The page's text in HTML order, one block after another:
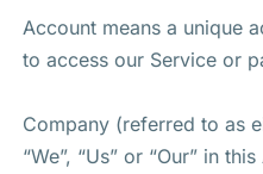
Account means a unique
to access our Service or
Company (referred to as
“We”, “Us” or “Our” in